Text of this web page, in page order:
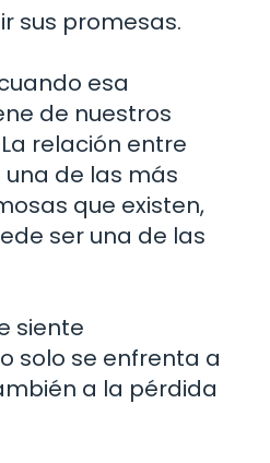
sus promesas.
esa
de nuestros
relación entre
una de las más
que existen,
ser una de las
siente
solo se enfrenta a
a la pérdida